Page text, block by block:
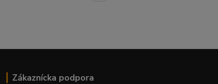
Zákaznícka podpora